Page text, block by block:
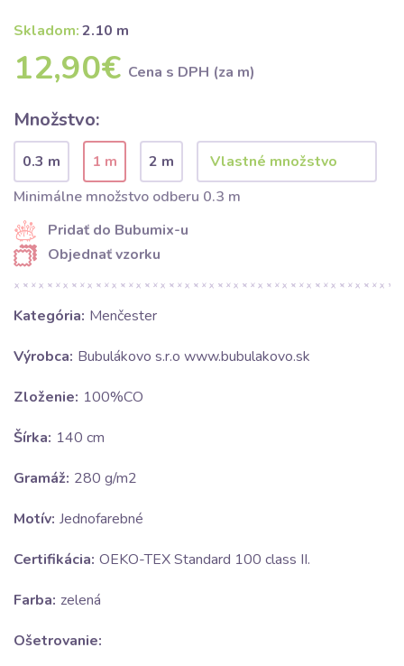
Skladom:2.10 m
12,90€ Cena s DPH (za m)
Množstvo:
0.3 m 1 m
2 m
Minimálne množstvo odberu 0.3 m
Pridať do Bubumix-u
Objednať vzorku
Kategória: Menčester
Výrobca: Bubulákovo s.r.o www.bubulakovo.sk
Zloženie: 100%CO
Šírka: 140 cm
Gramáž: 280 g/m2
Motív: Jednofarebné
Certifikácia: OEKO-TEX Standard 100 class II.
Farba: zelená
Ošetrovanie: